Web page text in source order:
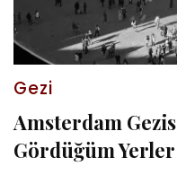
Gezi
Amsterdam
Gördüğüm Yerler